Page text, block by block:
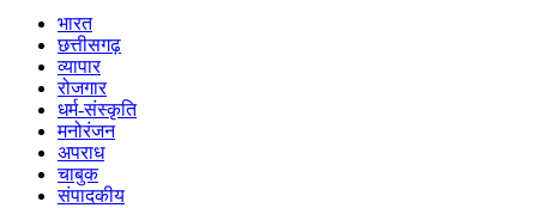
भारत
छत्तीसगढ़
व्यापार
रोजगार
धर्म-संस्कृति
मनोरंजन
अपराध
चाबुक
संपादकीय